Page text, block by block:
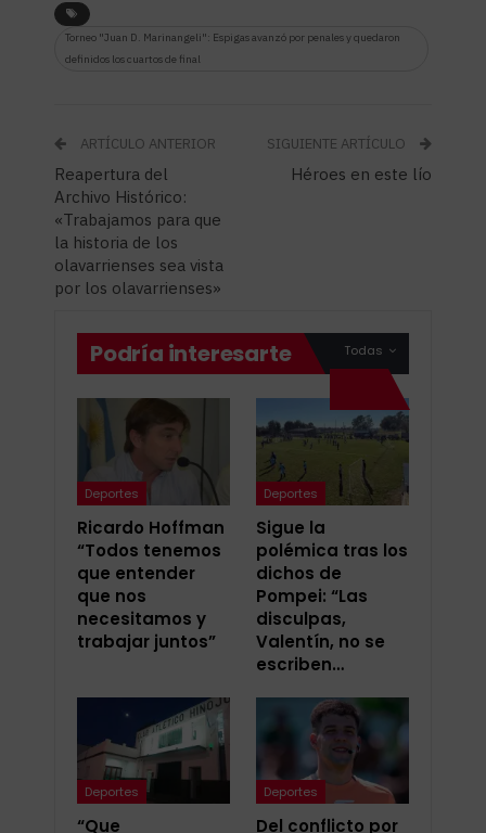
Torneo "Juan D. Marinangeli": Espigas avanzó por penales y quedaron
definidos los cuartos de final
ARTÍCULO ANTERIOR
Reapertura del
Archivo Histórico:
«Trabajamos para que
la historia de los
olavarrienses sea vista
por los olavarrienses»
SIGUIENTE ARTÍCULO
Héroes en este lío
Todas
Podría interesarte
Deportes
Ricardo Hoffman
“Todos tenemos
que entender
que nos
necesitamos y
trabajar juntos”
Deportes
Sigue la
polémica tras los
dichos de
Pompei: “Las
disculpas,
Valentín, no se
escriben…
Deportes
“Que
Deportes
Del conflicto por